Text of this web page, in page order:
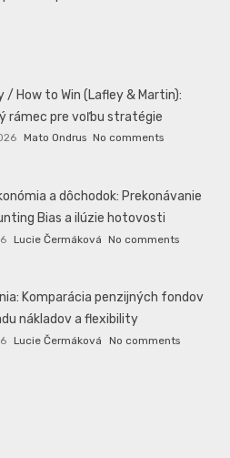
/ How to Win (Lafley & Martin):
rámec pre voľbu stratégie
Mato Ondrus No comments
a dôchodok: Prekonávanie
Bias a ilúzie hotovosti
Lucie Čermáková No comments
Komparácia penzijných fondov
nákladov a flexibility
Lucie Čermáková No comments